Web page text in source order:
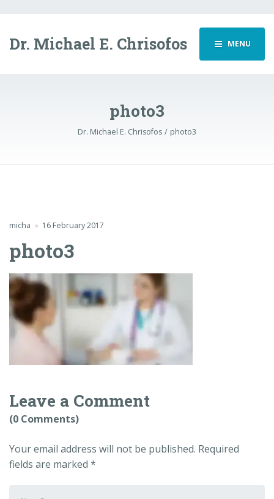
Dr. Michael E. Chrisofos MENU
photo3
Dr. Michael E. Chrisofos photo3
micha 16 February 2017
photo3
Leave a Comment
(0 Comments)
Your email address will not be published. Required
fields are marked *